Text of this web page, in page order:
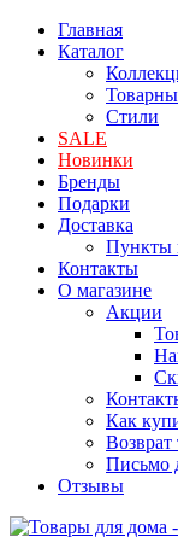
Главная
Каталог
Стили
SALE
Новинки
Бренды
Подарки
Доставка
Пункты
Контакты
О магазине
Акции
Как
Возврат
Письмо
Отзывы